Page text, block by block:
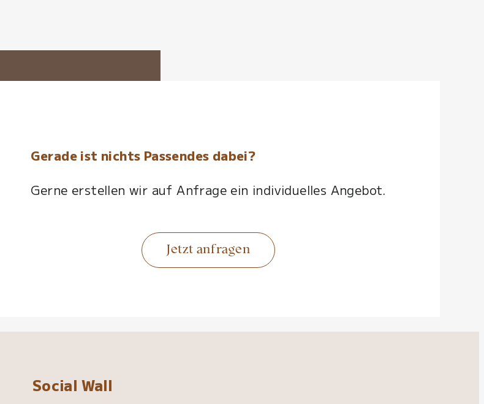
Gerade ist nichts Passendes dabei?
Gerne erstellen wir auf Anfrage ein individuelles Angebot.
Jetzt anfragen
Social Wall